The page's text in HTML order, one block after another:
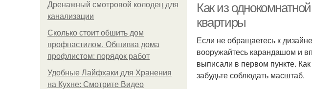
Дренажный смотровой колодец для
канализации
Сколько стоит обшить дом
профнастилом. Обшивка дома
профлистом: порядок работ
Удобные Лайфхаки для Хранения
на Кухне: Смотрите Видео
Как из
квартиры
Если не обращаетесь к
вооружайтесь карандашом и
выписали в первом пункте.
забудьте соблюдать масштаб.